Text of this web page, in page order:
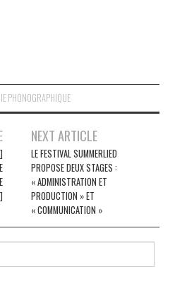
PHONOGRAPHIQUE
NEXT ARTICLE
LE FESTIVAL SUMMERLIED
PROPOSE DEUX STAGES :
« ADMINISTRATION ET
PRODUCTION » ET
« COMMUNICATION »